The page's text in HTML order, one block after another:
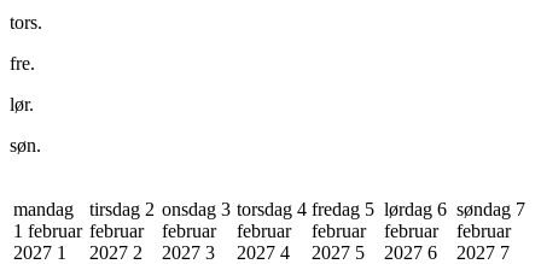
tors.
fre.
lør.
søn.
mandag
1 februar
2027 1
tirsdag 2
februar
2027 2
onsdag 3
februar
2027 3
torsdag 4
februar
2027 4
fredag 5
februar
2027 5
lørdag 6
februar
2027 6
søndag 7
februar
2027 7